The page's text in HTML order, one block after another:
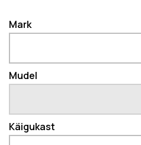
Mark
Mudel
Käigukast